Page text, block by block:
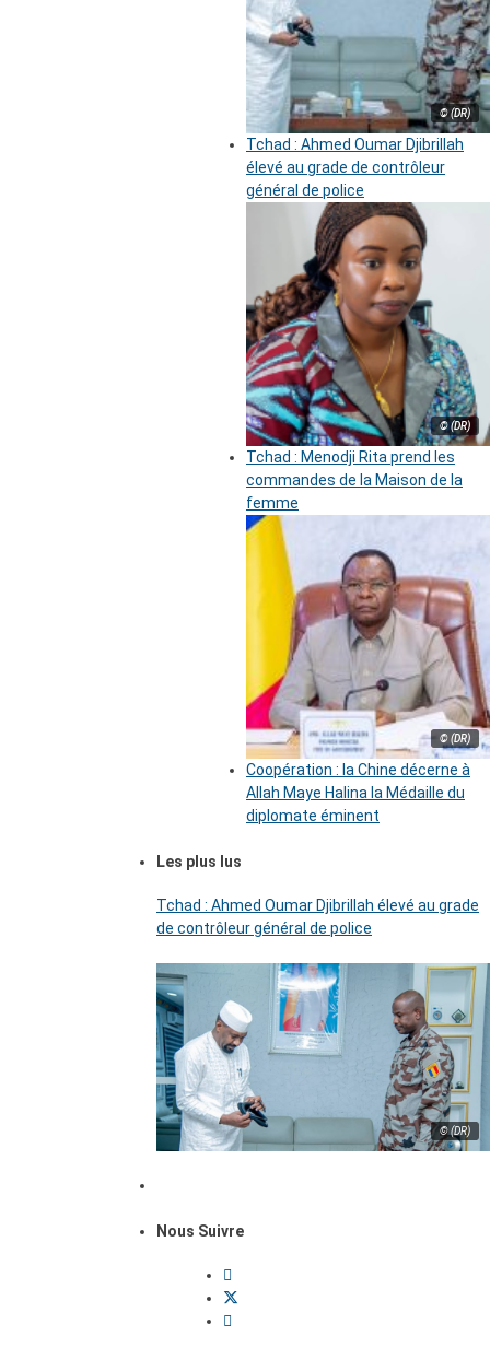
© (DR)
Tchad : Ahmed Oumar Djibrillah
élevé au grade de contrôleur
général de police
© (DR)
Tchad : Menodji Rita prend les
commandes de la Maison de la
femme
© (DR)
Coopération : la Chine décerne à
Allah Maye Halina la Médaille du
diplomate éminent
Les plus lus
Tchad : Ahmed Oumar Djibrillah élevé au grade
de contrôleur général de police
© (DR)
Nous Suivre